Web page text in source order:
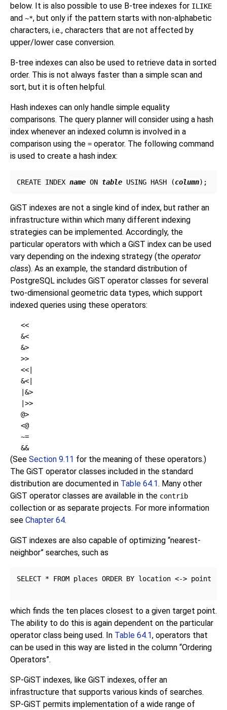
below. It is also possible to use B-tree indexes for ILIKE
and ~*, but only if the pattern starts with non-alphabetic
characters, i.e., characters that are not affected by
upper/lower case conversion.
B-tree indexes can also be used to retrieve data in sorted
order. This is not always faster than a simple scan and
sort, but it is often helpful.
Hash indexes can only handle simple equality
comparisons. The query planner will consider using a hash
index whenever an indexed column is involved in a
comparison using the = operator. The following command
is used to create a hash index:
CREATE INDEX name ON table USING HASH (column
GiST indexes are not a single kind of index, but rather an
infrastructure within which many different indexing
strategies can be implemented. Accordingly, the
particular operators with which a GiST index can be used
vary depending on the indexing strategy (the operator
class). As an example, the standard distribution of
PostgreSQL includes GiST operator classes for several
two-dimensional geometric data types, which support
indexed queries using these operators:
<<
&<
&>
>>
<<|
&<|
|&>
|>>
@>
<@
~=
&&
(See Section 9.11 for the meaning of these operators.)
The GiST operator classes included in the standard
distribution are documented in Table 64.1. Many other
GiST operator classes are available in the contrib
collection or as separate projects. For more information
see Chapter 64.
GiST indexes are also capable of optimizing “nearest-
neighbor” searches, such as
SELECT * FROM places ORDER BY location <-> point
which finds the ten places closest to a given target point.
The ability to do this is again dependent on the particular
operator class being used. In Table 64.1, operators that
can be used in this way are listed in the column “Ordering
Operators”.
SP-GiST indexes, like GiST indexes, offer an
infrastructure that supports various kinds of searches.
SP-GiST permits implementation of a wide range of